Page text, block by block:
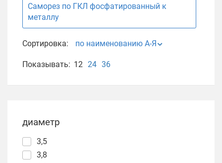
Саморез по ГКЛ фосфатированный к
металлу
Сортировка: по наименованию А-Я
Показывать: 12 24 36
диаметр
3,5
3,8